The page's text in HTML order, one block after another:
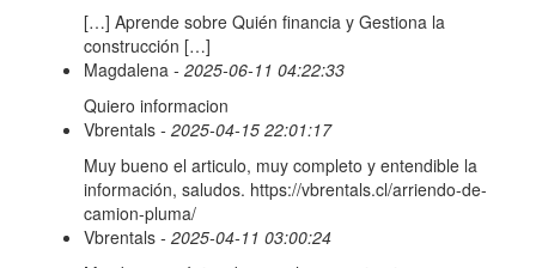
[…] Aprende sobre Quién financia y Gestiona la
construcción […]
Magdalena - 2025-06-11 04:22:33
Quiero informacion
Vbrentals - 2025-04-15 22:01:17
Muy bueno el articulo, muy completo y entendible la
información, saludos. https://vbrentals.cl/arriendo-de-
camion-pluma/
Vbrentals - 2025-04-11 03:00:24